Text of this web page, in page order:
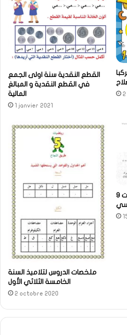
القطع النقدية سنة اولى الجمع
في القطع النقدية و المبالغ
المالية
1 janvier 2021
ملخصات الدروس لتلاميذ السنة
الخامسة الثلاثي الأول
2 octobre 2020
فرض تأليفي عدد 1 في الرياضيات 9